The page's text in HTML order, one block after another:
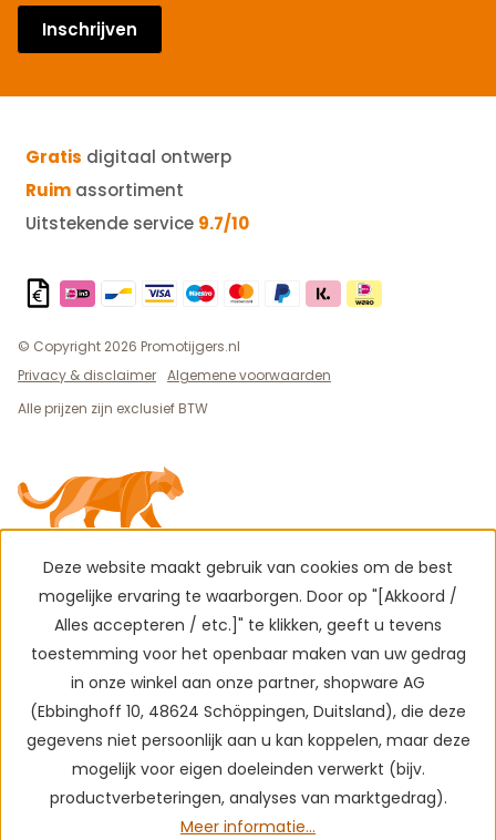
Inschrijven
Gratis digitaal ontwerp
Ruim assortiment
Uitstekende service 9.7/10
© Copyright 2026 Promotijgers.nl
Privacy & disclaimer Algemene voorwaarden
Alle prijzen zijn exclusief BTW
Deze website maakt gebruik van cookies om de best
mogelijke ervaring te waarborgen. Door op "[Akkoord /
Alles accepteren / etc.]" te klikken, geeft u tevens
toestemming voor het openbaar maken van uw gedrag
in onze winkel aan onze partner, shopware AG
(Ebbinghoff 10, 48624 Schöppingen, Duitsland), die deze
gegevens niet persoonlijk aan u kan koppelen, maar deze
mogelijk voor eigen doeleinden verwerkt (bijv.
productverbeteringen, analyses van marktgedrag).
Meer informatie...